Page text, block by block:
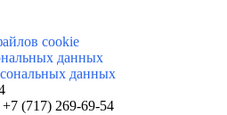
cookie
данных
данных
+7 (717) 269-69-54